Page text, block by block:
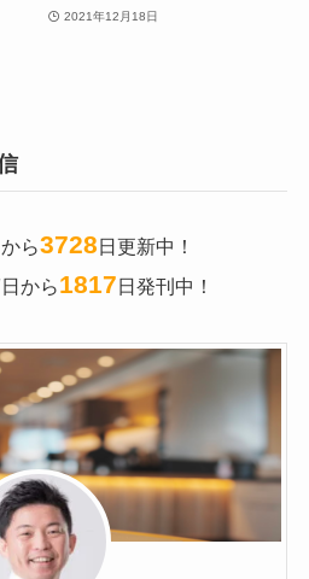
2021年12月18日
ら3728日更新中！
から1817日発刊中！